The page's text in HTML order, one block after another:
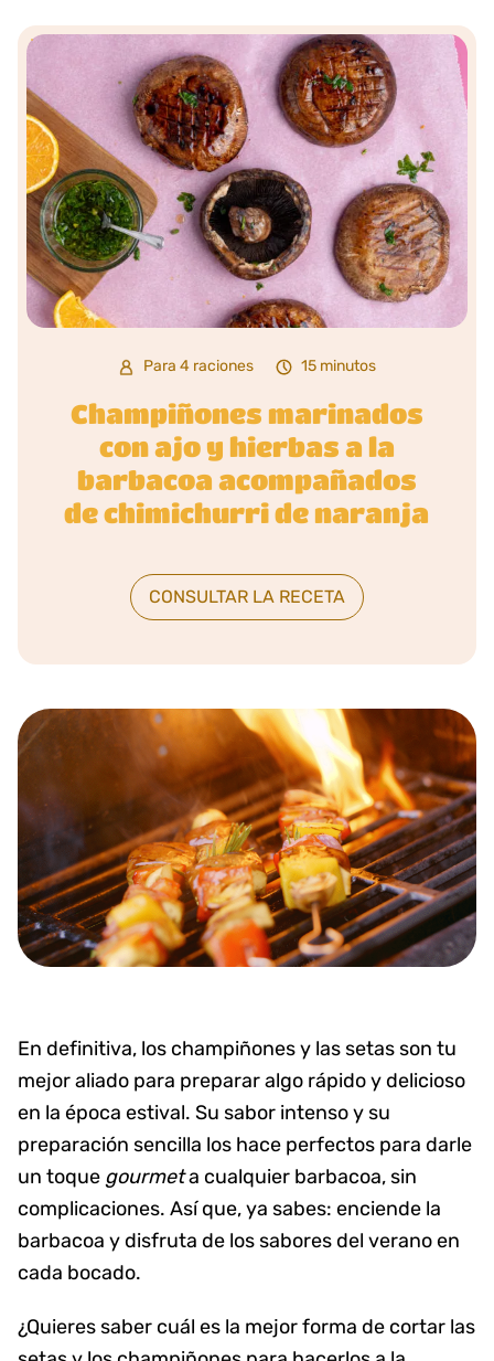
Para 4 raciones 15 minutos
Champiñones marinados
con ajo y hierbas a la
barbacoa acompañados
de chimichurri de naranja
CONSULTAR LA RECETA
En definitiva, los champiñones y las setas son tu
mejor aliado para preparar algo rápido y delicioso
en la época estival. Su sabor intenso y su
preparación sencilla los hace perfectos para darle
un toque gourmeta cualquier barbacoa, sin
complicaciones. Así que, ya sabes: enciende la
barbacoa y disfruta de los sabores del verano en
cada bocado.
¿Quieres saber cuál es la mejor forma de cortar las